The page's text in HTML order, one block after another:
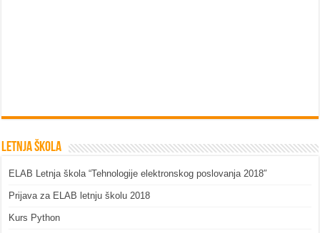
Letnja škola
ELAB Letnja škola “Tehnologije elektronskog poslovanja 2018″
Prijava za ELAB letnju školu 2018
Kurs Python